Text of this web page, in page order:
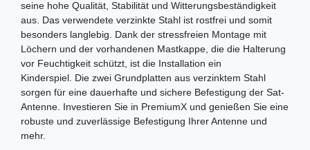
seine hohe Qualität, Stabilität und Witterungsbeständigkeit
aus. Das verwendete verzinkte Stahl ist rostfrei und somit
besonders langlebig. Dank der stressfreien Montage mit
Löchern und der vorhandenen Mastkappe, die die Halterung
vor Feuchtigkeit schützt, ist die Installation ein
Kinderspiel. Die zwei Grundplatten aus verzinktem Stahl
sorgen für eine dauerhafte und sichere Befestigung der Sat-
Antenne. Investieren Sie in PremiumX und genießen Sie eine
robuste und zuverlässige Befestigung Ihrer Antenne und
mehr.